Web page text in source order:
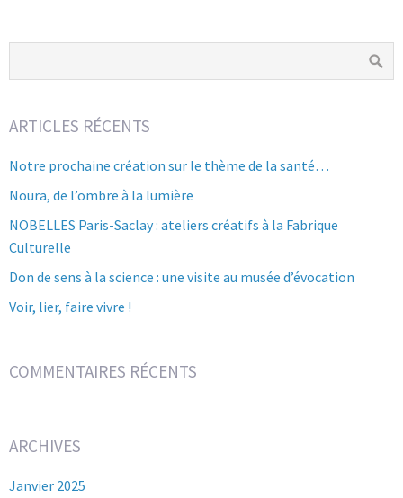
ARTICLES RÉCENTS
Notre prochaine création sur le thème de la santé…
Noura, de l’ombre à la lumière
NOBELLES Paris-Saclay : ateliers créatifs à la Fabrique
Culturelle
Don de sens à la science : une visite au musée d’évocation
Voir, lier, faire vivre !
COMMENTAIRES RÉCENTS
ARCHIVES
Janvier 2025